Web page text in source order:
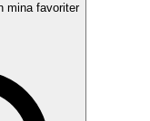
mina favoriter